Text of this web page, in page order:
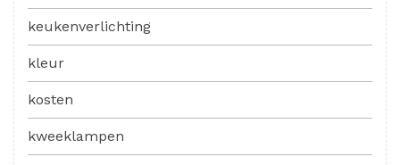
keukenverlichting
kleur
kosten
kweeklampen